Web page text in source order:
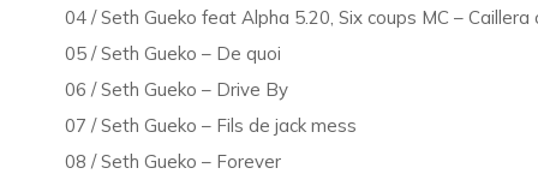
04 / Seth Gueko feat Alpha 5.20, Six coups MC – Caillera
05 / Seth Gueko – De quoi
06 / Seth Gueko – Drive By
07 / Seth Gueko – Fils de jack mess
08 / Seth Gueko – Forever